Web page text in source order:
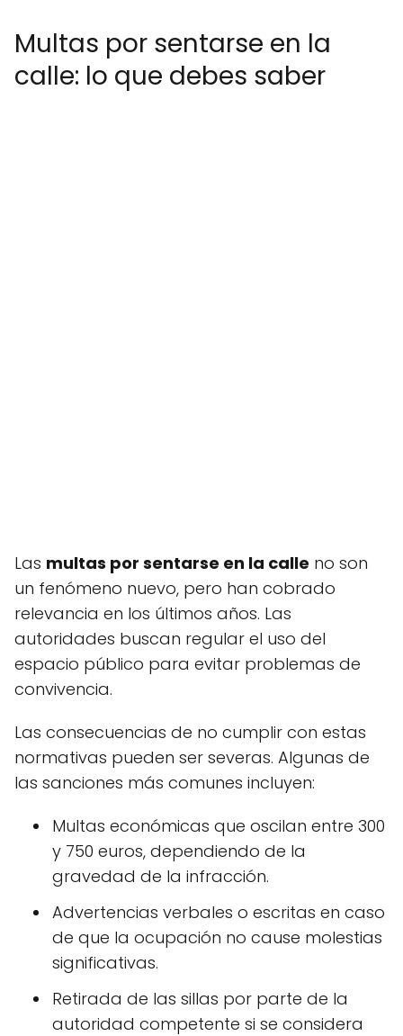
Multas por sentarse en la
calle: lo que debes saber
Las multas por sentarse en la calle no son
un fenómeno nuevo, pero han cobrado
relevancia en los últimos años. Las
autoridades buscan regular el uso del
espacio público para evitar problemas de
convivencia.
Las consecuencias de no cumplir con estas
normativas pueden ser severas. Algunas de
las sanciones más comunes incluyen:
Multas económicas que oscilan entre 300
y 750 euros, dependiendo de la
gravedad de la infracción.
Advertencias verbales o escritas en caso
de que la ocupación no cause molestias
significativas.
Retirada de las sillas por parte de la
autoridad competente si se considera